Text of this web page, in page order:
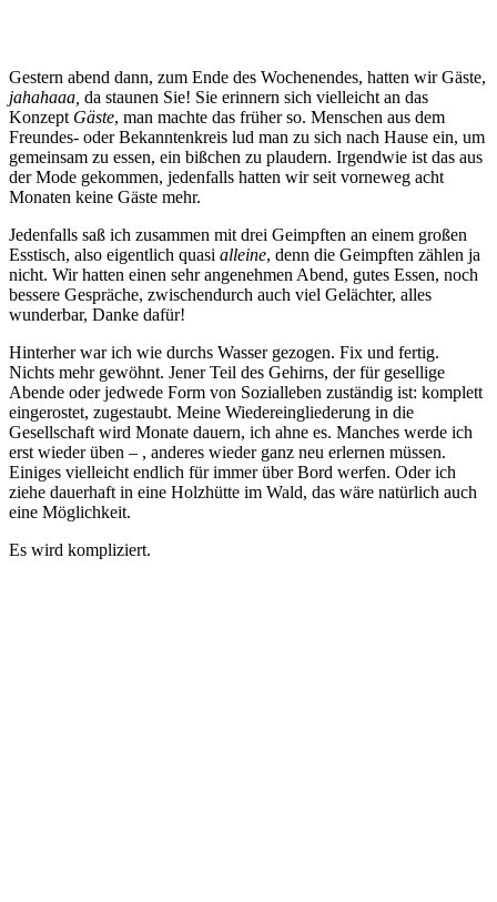
Gestern abend dann, zum Ende des Wochenendes, hatten wir Gäste,
jahahaaa, da staunen Sie! Sie erinnern sich vielleicht an das
Konzept Gäste, man machte das früher so. Menschen aus dem
Freundes- oder Bekanntenkreis lud man zu sich nach Hause ein, um
gemeinsam zu essen, ein bißchen zu plaudern. Irgendwie ist das aus
der Mode gekommen, jedenfalls hatten wir seit vorneweg acht
Monaten keine Gäste mehr.
Jedenfalls saß ich zusammen mit drei Geimpften an einem großen
Esstisch, also eigentlich quasi alleine, denn die Geimpften zählen ja
nicht. Wir hatten einen sehr angenehmen Abend, gutes Essen, noch
bessere Gespräche, zwischendurch auch viel Gelächter, alles
wunderbar, Danke dafür!
Hinterher war ich wie durchs Wasser gezogen. Fix und fertig.
Nichts mehr gewöhnt. Jener Teil des Gehirns, der für gesellige
Abende oder jedwede Form von Sozialleben zuständig ist: komplett
eingerostet, zugestaubt. Meine Wiedereingliederung in die
Gesellschaft wird Monate dauern, ich ahne es. Manches werde ich
erst wieder üben – , anderes wieder ganz neu erlernen müssen.
Einiges vielleicht endlich für immer über Bord werfen. Oder ich
ziehe dauerhaft in eine Holzhütte im Wald, das wäre natürlich auch
eine Möglichkeit.
Es wird kompliziert.